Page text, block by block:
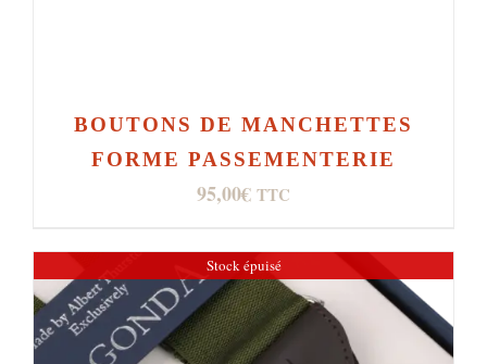
BOUTONS DE MANCHETTES
FORME PASSEMENTERIE
95,00€ TTC
Stock épuisé